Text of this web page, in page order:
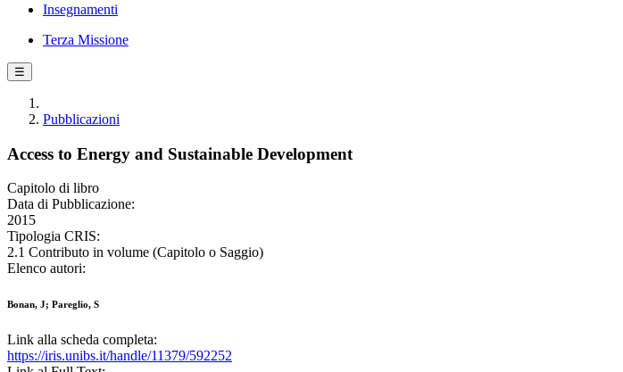
Insegnamenti
Terza Missione
☰
Pubblicazioni
Access to Energy and Sustainable Development
Capitolo di libro
Data di Pubblicazione:
2015
Tipologia CRIS:
2.1 Contributo in volume (Capitolo o Saggio)
Elenco autori:
Bonan, J; Pareglio, S
Link alla scheda completa:
https://iris.unibs.it/handle/11379/592252